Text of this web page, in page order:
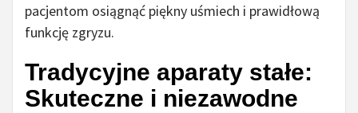
pacjentom osiągnąć piękny uśmiech i prawidłową
funkcję zgryzu.
Tradycyjne aparaty stałe:
Skuteczne i niezawodne